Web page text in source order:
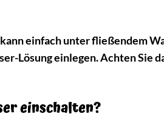
einfach unter fließendem
Lösung einlegen. Achten Sie
einschalten?